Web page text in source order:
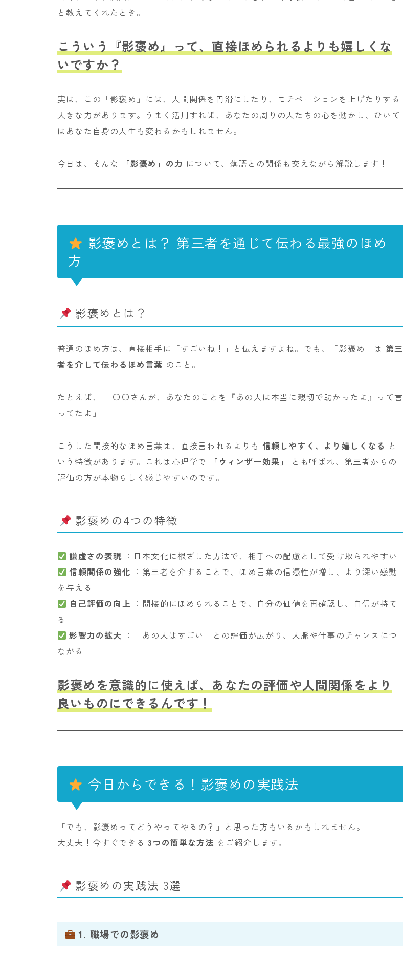
と教えてくれたとき。
こういう『影褒め』って、直接ほめられるよりも嬉しくな
いですか？
実は、この「影褒め」には、人間関係を円滑にしたり、モチベーションを上げたりする
大きな力があります。うまく活用すれば、あなたの周りの人たちの心を動かし、ひいて
はあなた自身の人生も変わるかもしれません。
今日は、そんな 「影褒め」の力 について、落語との関係も交えながら解説します！
影褒めとは？ 第三者を通じて伝わる最強のほめ
方
影褒めとは？
普通のほめ方は、直接相手に「すごいね！」と伝えますよね。でも、「影褒め」は 第三
者を介して伝わるほめ言葉 のこと。
たとえば、 「〇〇さんが、あなたのことを『あの人は本当に親切で助かったよ』って言
ってたよ」
こうした間接的なほめ言葉は、直接言われるよりも 信頼しやすく、より嬉しくなる と
いう特徴があります。これは心理学で
「ウィンザー効果」
とも呼ばれ、第三者からの
評価の方が本物らしく感じやすいのです。
影褒めの4つの特徴
謙虚さの表現 ：日本文化に根ざした方法で、相手への配慮として受け取られやすい
信頼関係の強化 ：第三者を介することで、ほめ言葉の信憑性が増し、より深い感動
を与える
自己評価の向上 ：間接的にほめられることで、自分の価値を再確認し、自信が持て
る
影響力の拡大
：「あの人はすごい」との評価が広がり、人脈や仕事のチャンスにつ
ながる
影褒めを意識的に使えば、あなたの評価や人間関係をより
良いものにできるんです！
今日からできる！影褒めの実践法
「でも、影褒めってどうやってやるの？」と思った方もいるかもしれません。
大丈夫！今すぐできる3つの簡単な方法 をご紹介します。
影褒めの実践法 3選
1. 職場での影褒め